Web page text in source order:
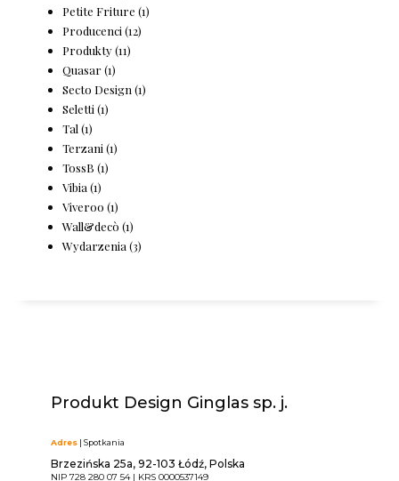
Petite Friture (1)
Producenci (12)
Produkty(11)
Quasar(1)
Secto Design (1)
Seletti (1)
Tal (1)
Terzani (1)
TossB (1)
Vibia (1)
Viveroo (1)
Wall&decò (1)
Wydarzenia (3)
Produkt Design Ginglas sp. j.
Adres| Spotkania
Brzezińska 25a, 92-103 Łódź, Polska
NIP 728 280 07 54 | KRS 0000537149